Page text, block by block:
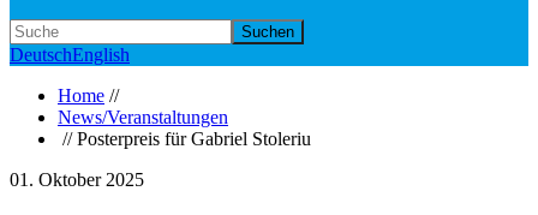
Suchen
DeutschEnglish
Home //
News/Veranstaltungen
// Posterpreis für Gabriel Stoleriu
01. Oktober 2025